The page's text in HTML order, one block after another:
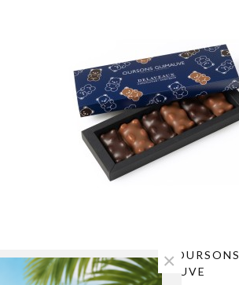
COFFRET 6 OURSONS
GUIMAUVE
×